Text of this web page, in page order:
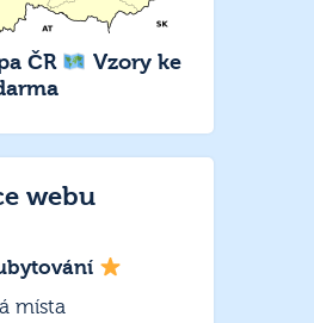
ČR
Vzory ke
webu
místa